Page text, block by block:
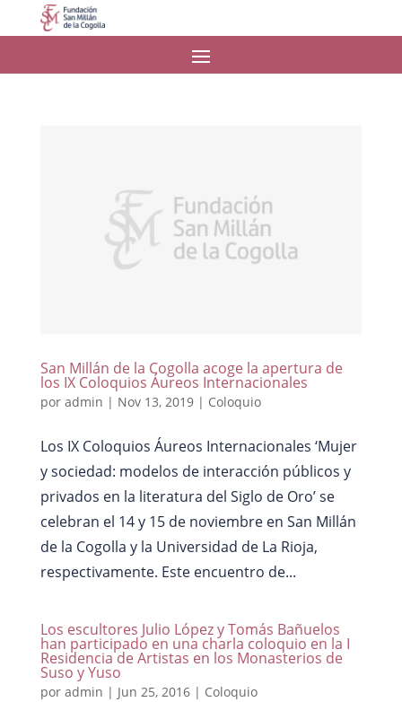
San Millán de la Cogolla acoge la apertura de
los IX Coloquios Áureos Internacionales
por admin | Nov 13, 2019| Coloquio
Los IX Coloquios Áureos Internacionales ‘Mujer
y sociedad: modelos de interacción públicos y
privados en la literatura del Siglo de Oro’ se
celebran el 14 y 15 de noviembre en San Millán
de la Cogolla y la Universidad de La Rioja,
respectivamente. Este encuentro de...
Los escultores Julio López y Tomás Bañuelos
han participado en una charla coloquio en la I
Residencia de Artistas en los Monasterios de
Suso y Yuso
por admin | Jun 25, 2016| Coloquio